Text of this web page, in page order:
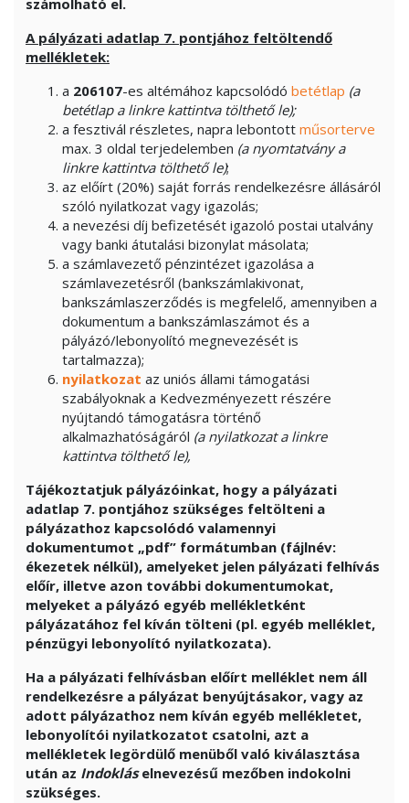
számolható el.
A pályázati adatlap 7. pontjához feltöltendő
mellékletek:
a 206107-es altémához kapcsolódó betétlap (a
betétlap a linkre kattintva tölthető le);
a fesztivál részletes, napra lebontott műsorterve
max. 3 oldal terjedelemben (a nyomtatvány a
linkre kattintva tölthető le);
az előírt (20%) saját forrás rendelkezésre állásáról
szóló nyilatkozat vagy igazolás;
a nevezési díj befizetését igazoló postai utalvány
vagy banki átutalási bizonylat másolata;
a számlavezető pénzintézet igazolása a
számlavezetésről (bankszámlakivonat,
bankszámlaszerződés is megfelelő, amennyiben a
dokumentum a bankszámlaszámot és a
pályázó/lebonyolító megnevezését is
tartalmazza);
nyilatkozat az uniós állami támogatási
szabályoknak a Kedvezményezett részére
nyújtandó támogatásra történő
alkalmazhatóságáról (a nyilatkozat a linkre
kattintva tölthető le),
Tájékoztatjuk pályázóinkat, hogy a pályázati
adatlap 7. pontjához szükséges feltölteni a
pályázathoz kapcsolódó valamennyi
dokumentumot „pdf” formátumban (fájlnév:
ékezetek nélkül), amelyeket jelen pályázati felhívás
előír, illetve azon további dokumentumokat,
melyeket a pályázó egyéb mellékletként
pályázatához fel kíván tölteni (pl. egyéb melléklet,
pénzügyi lebonyolító nyilatkozata).
Ha a pályázati felhívásban előírt melléklet nem áll
rendelkezésre a pályázat benyújtásakor, vagy az
adott pályázathoz nem kíván egyéb mellékletet,
lebonyolítói nyilatkozatot csatolni, azt a
mellékletek legördülő menüből való kiválasztása
után az Indokláselnevezésű mezőben indokolni
szükséges.